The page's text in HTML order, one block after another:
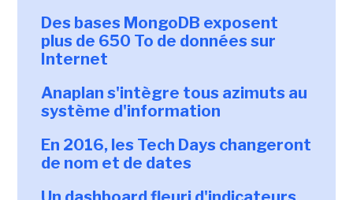
Des bases MongoDB exposent
plus de 650 To de données sur
Internet
Anaplan s'intègre tous azimuts au
système d'information
En 2016, les Tech Days changeront
de nom et de dates